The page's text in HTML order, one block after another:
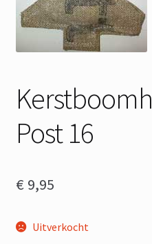
Post 16
€ 9,95
Uitverkocht